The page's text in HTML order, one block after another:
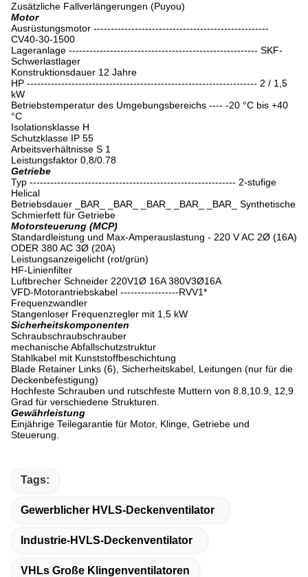
Zusätzliche Fallverlängerungen (Puyou)
Motor
Ausrüstungsmotor ---------------------------------------------------
CV40-30-1500
Lageranlage ------------------------------------------------------- SKF-
Schwerlastlager
Konstruktionsdauer 12 Jahre
HP ------------------------------------------------------------------- 2 / 1,5
kW
Betriebstemperatur des Umgebungsbereichs ---- -20 °C bis +40
°C
Isolationsklasse H
Schutzklasse IP 55
Arbeitsverhältnisse S 1
Leistungsfaktor 0,8/0.78
Getriebe
Typ ------------------------------------------------------------ 2-stufige
Helical
Betriebsdauer _BAR_ _BAR_ _BAR_ _BAR_ _BAR_ Synthetische
Schmierfett für Getriebe
Motorsteuerung (MCP)
Standardleistung und Max-Amperauslastung - 220 V AC 2Ø (16A)
ODER 380 AC 3Ø (20A)
Leistungsanzeigelicht (rot/grün)
HF-Linienfilter
Luftbrecher Schneider 220V1Ø 16A 380V3Ø16A
VFD-Motorantriebskabel -----------------RVV1*
Frequenzwandler
Stangenloser Frequenzregler mit 1,5 kW
Sicherheitskomponenten
Schraubschraubschrauber
mechanische Abfallschutzstruktur
Stahlkabel mit Kunststoffbeschichtung
Blade Retainer Links (6), Sicherheitskabel, Leitungen (nur für die
Deckenbefestigung)
Hochfeste Schrauben und rutschfeste Muttern von 8.8,10.9, 12,9
Grad für verschiedene Strukturen.
Gewährleistung
Einjährige Teilegarantie für Motor, Klinge, Getriebe und
Steuerung.
Tags:
Gewerblicher HVLS-Deckenventilator
Industrie-HVLS-Deckenventilator
VHLs Große Klingenventilatoren